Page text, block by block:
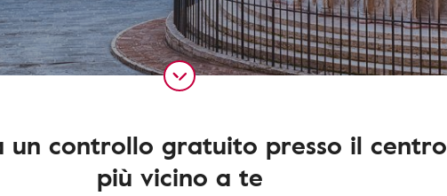
un controllo gratuito presso il centro
più vicino a te